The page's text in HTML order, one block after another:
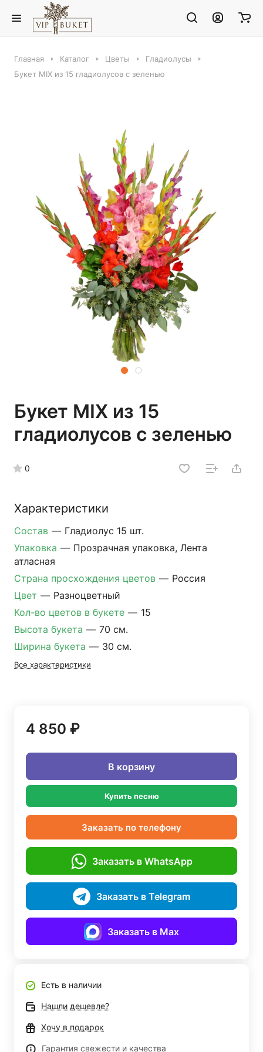
Главная Каталог Цветы
Гладиолусы
Букет MIX из 15 гладиолусов с зеленью
Букет MIX из 15
гладиолусов с зеленью
0
Характеристики
Состав — Гладиолус 15 шт.
Упаковка — Прозрачная упаковка, Лента
атласная
Страна просхождения цветов — Россия
Цвет — Разноцветный
Кол-во цветов в букете — 15
Высота букета — 70 см.
Ширина букета — 30 см.
Все характеристики
4 850 ₽
В корзину
Купить песню
Заказать по телефону
Заказать в WhatsApp
Заказать в Telegram
Заказать в Max
Есть в наличии
Нашли дешевле?
Хочу в подарок
Гарантия свежести и качества